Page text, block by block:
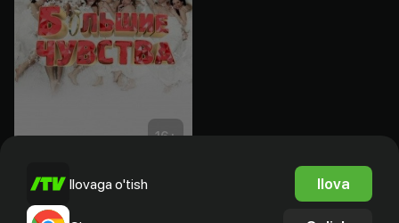
16+
Большие чувства
Bepul
Ilovaga o'tish Ilova